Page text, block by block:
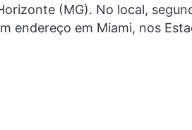
(MG). No local,
endereço em Miami, nos